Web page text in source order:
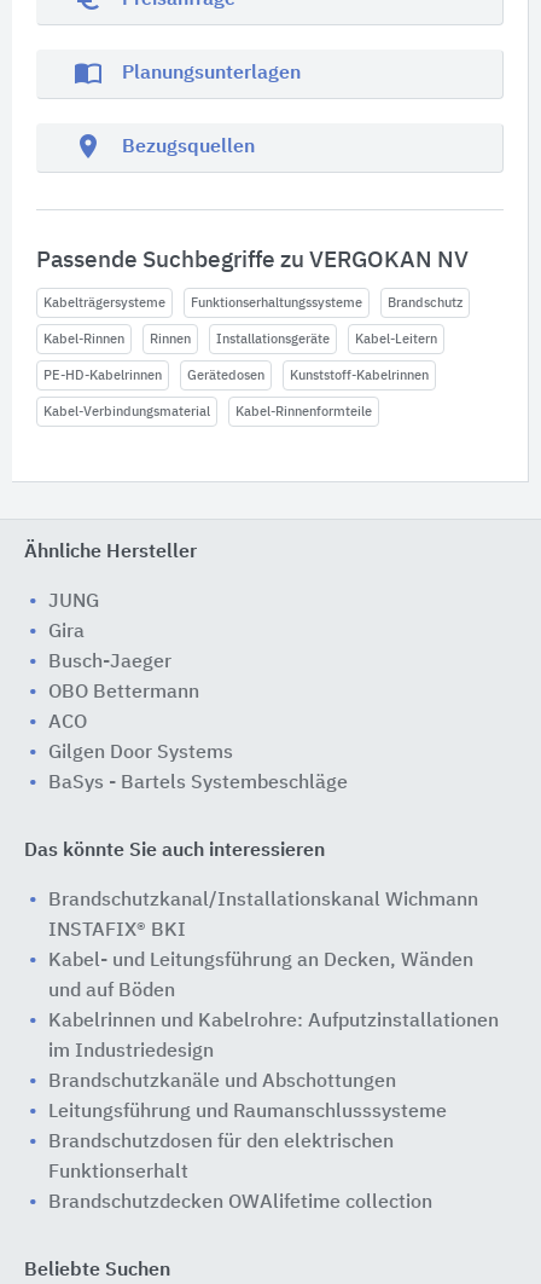
import_contacts Planungsunterlagen
location_on Bezugsquellen
Passende Suchbegriffe zu VERGOKAN NV
Kabelträgersysteme Funktionserhaltungssysteme Brandschutz
Kabel-Rinnen Rinnen Installationsgeräte Kabel-Leitern
PE-HD-Kabelrinnen Gerätedosen Kunststoff-Kabelrinnen
Kabel-Verbindungsmaterial Kabel-Rinnenformteile
Ähnliche Hersteller
JUNG
Gira
Busch-Jaeger
OBO Bettermann
ACO
Gilgen Door Systems
BaSys - Bartels Systembeschläge
Das könnte Sie auch interessieren
Brandschutzkanal/Installationskanal Wichmann
INSTAFIX® BKI
Kabel- und Leitungsführung an Decken, Wänden
und auf Böden
Kabelrinnen und Kabelrohre: Aufputzinstallationen
im Industriedesign
Brandschutzkanäle und Abschottungen
Leitungsführung und Raumanschlusssysteme
Brandschutzdosen für den elektrischen
Funktionserhalt
Brandschutzdecken OWAlifetime collection
Beliebte Suchen